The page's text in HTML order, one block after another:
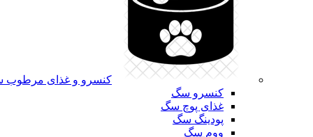
کنسرو و غذای
کنسرو سگ
غذای پوچ سگ
پودینگ سگ
ووم سگ